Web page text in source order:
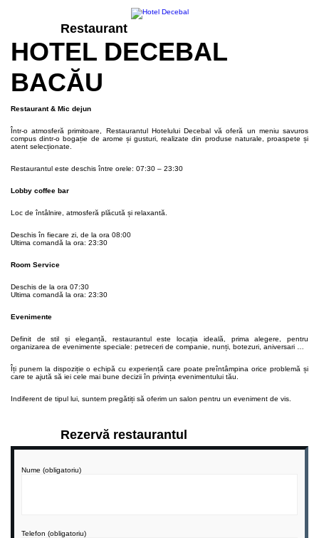
Restaurant
HOTEL DECEBAL
BACĂU
Restaurant & Mic dejun
Într-o atmosferă primitoare, Restaurantul Hotelului Decebal vă oferă un meniu savuros
compus dintr-o bogație de arome și gusturi, realizate din produse naturale, proaspete și
atent selecționate.
Restaurantul este deschis între orele: 07:30 – 23:30
Lobby coffee bar
Loc de întâlnire, atmosferă plăcută și relaxantă.
Deschis în fiecare zi, de la ora 08:00
Ultima comandă la ora: 23:30
Room Service
Deschis de la ora 07:30
Ultima comandă la ora: 23:30
Evenimente
Definit de stil și eleganță, restaurantul este locația ideală, prima alegere, pentru
organizarea de evenimente speciale: petreceri de companie, nunți, botezuri, aniversari …
Îți punem la dispoziție o echipă cu experiență care poate preîntâmpina orice problemă și
care te ajută să iei cele mai bune decizii în privința evenimentului tău.
Indiferent de tipul lui, suntem pregătiți să oferim un salon pentru un eveniment de vis.
Rezervă restaurantul
Nume (obligatoriu)
Telefon (obligatoriu)